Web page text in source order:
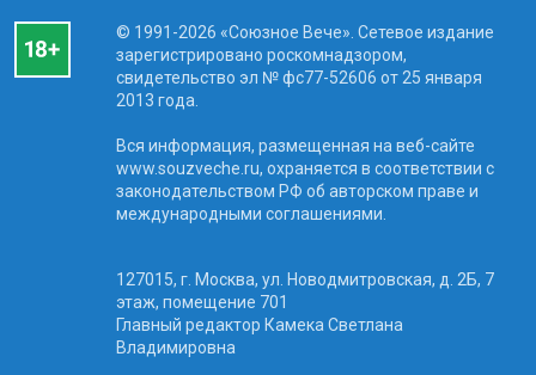
© 1991-2026 «Союзное Вече». Сетевое издание
зарегистрировано роскомнадзором,
свидетельство эл № фc77-52606 от 25 января
2013 года.
Вся информация, размещенная на веб-сайте
www.souzveche.ru, охраняется в соответствии с
законодательством РФ об авторском праве и
международными соглашениями.
127015, г. Москва, ул. Новодмитровская, д. 2Б, 7
этаж, помещение 701
Главный редактор Камека Светлана
Владимировна